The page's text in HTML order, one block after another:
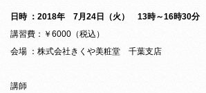
日時 ：2018年 7月24日（火） 13時～16時30分
講習費：￥6000（税込）
会場 ：株式会社きくや美粧堂 千葉支店
講師